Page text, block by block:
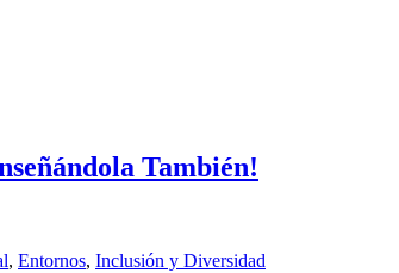
También!
, Entornos, Inclusión y Diversidad